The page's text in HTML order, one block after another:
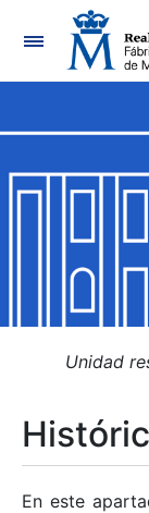
Mostrar/
Mostrar/
Mostrar/
Mostrar/
Unidad
En este